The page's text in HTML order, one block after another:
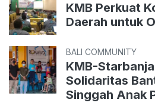
KMB Perkuat
Daerah untuk
BALI COMMUNITY
KMB-
Solidaritas
Singgah Anak